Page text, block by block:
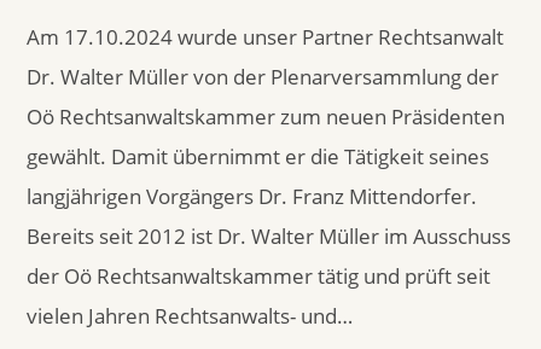
Am 17.10.2024 wurde unser Partner Rechtsanwalt
Dr. Walter Müller von der Plenarversammlung der
Oö Rechtsanwaltskammer zum neuen Präsidenten
gewählt. Damit übernimmt er die Tätigkeit seines
langjährigen Vorgängers Dr. Franz Mittendorfer.
Bereits seit 2012 ist Dr. Walter Müller im Ausschuss
der Oö Rechtsanwaltskammer tätig und prüft seit
vielen Jahren Rechtsanwalts- und…